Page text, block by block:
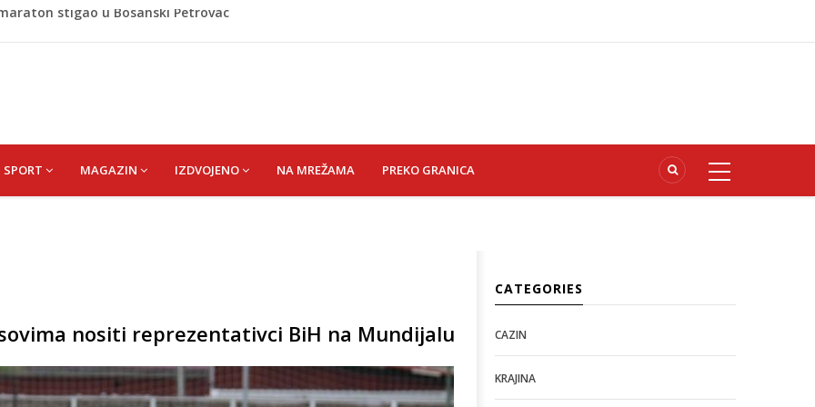
poslala poruku o Srebrenici: Kad svi priznamo genocid,
pješački prelaz: Kad neće grad, mora neko
stigao u Bosanski Petrovac
SPORT MAGAZIN IZDVOJENO NA MREŽAMA PREKO GRANICA
nositi reprezentativci BiH na Mundijalu
CATEGORIES
CAZIN
KRAJINA